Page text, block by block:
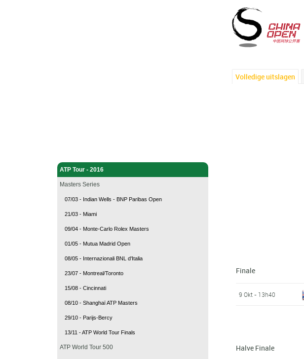
ATP Tour - 2016
Masters Series
07/03 - Indian Wells - BNP Paribas Open
21/03 - Miami
09/04 - Monte-Carlo Rolex Masters
01/05 - Mutua Madrid Open
08/05 - Internazionali BNL d'Italia
23/07 - Montreal/Toronto
15/08 - Cincinnati
08/10 - Shanghaï ATP Masters
29/10 - Parijs-Bercy
13/11 - ATP World Tour Finals
ATP World Tour 500
Volledige uitslagen
Finale
9 Okt - 13h40
Halve Finale